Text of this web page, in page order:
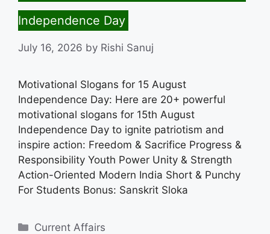
Independence Day
July 16, 2026 by Rishi Sanuj
Motivational Slogans for 15 August
Independence Day: Here are 20+ powerful
motivational slogans for 15th August
Independence Day to ignite patriotism and
inspire action: Freedom & Sacrifice Progress &
Responsibility Youth Power Unity & Strength
Action-Oriented Modern India Short & Punchy
For Students Bonus: Sanskrit Sloka
Categories
Current Affairs